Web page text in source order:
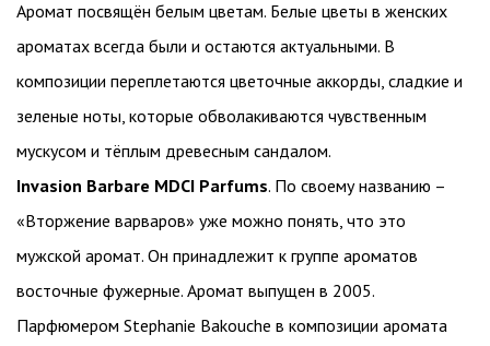
Аромат посвящён белым цветам. Белые цветы в женских
ароматах всегда были и остаются актуальными. В
композиции переплетаются цветочные аккорды, сладкие и
зеленые ноты, которые обволакиваются чувственным
мускусом и тёплым древесным сандалом.
Invasion Barbare MDCI Parfums. По своему названию –
«Вторжение варваров» уже можно понять, что это
мужской аромат. Он принадлежит к группе ароматов
восточные фужерные. Аромат выпущен в 2005.
Парфюмером Stephanie Bakouche в композиции аромата